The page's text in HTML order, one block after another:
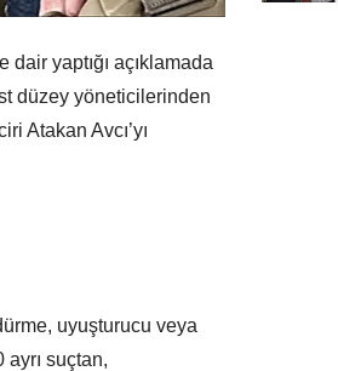
yaptığı açıklamada
düzey yöneticilerinden
Atakan Avcı’yı
uyuşturucu veya
ayrı suçtan,